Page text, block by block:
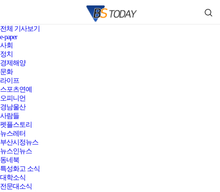
전체 기사보기
e-paper
사회
정치
경제해양
문화
라이프
스포츠연예
오피니언
경남울산
사람들
펫플스토리
뉴스레터
부산시정뉴스
뉴스인뉴스
동네북
특성화고 소식
대학소식
전문대소식